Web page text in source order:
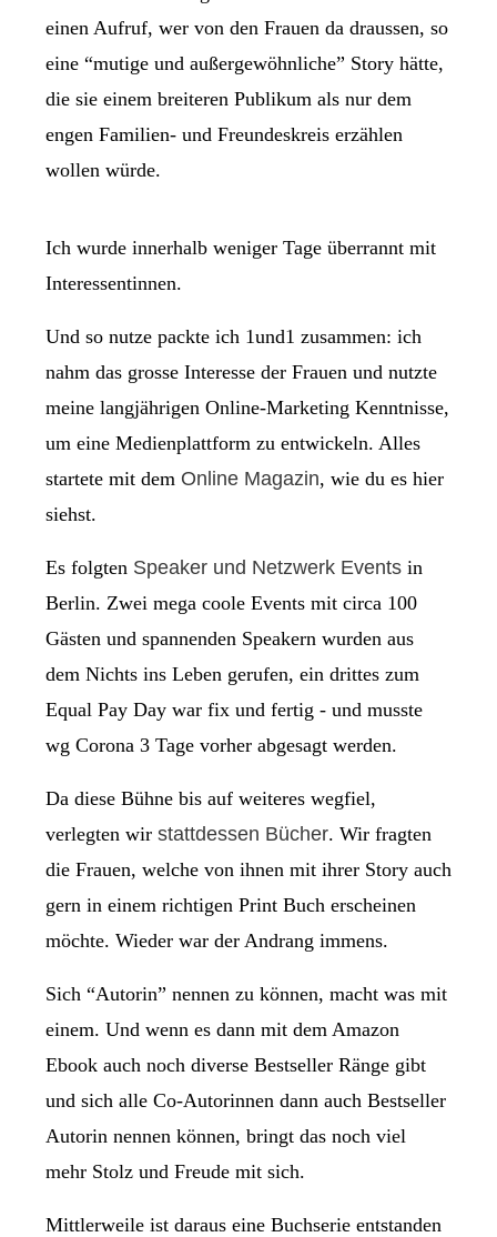
einen Aufruf, wer von den Frauen da draussen, so
eine “mutige und außergewöhnliche” Story hätte,
die sie einem breiteren Publikum als nur dem
engen Familien- und Freundeskreis erzählen
wollen würde.
Ich wurde innerhalb weniger Tage überrannt mit
Interessentinnen.
Und so nutze packte ich 1und1 zusammen: ich
nahm das grosse Interesse der Frauen und nutzte
meine langjährigen Online-Marketing Kenntnisse,
um eine Medienplattform zu entwickeln. Alles
startete mit dem Online Magazin, wie du es hier
siehst.
Es folgten Speaker und Netzwerk Events in
Berlin. Zwei mega coole Events mit circa 100
Gästen und spannenden Speakern wurden aus
dem Nichts ins Leben gerufen, ein drittes zum
Equal Pay Day war fix und fertig - und musste
wg Corona 3 Tage vorher abgesagt werden.
Da diese Bühne bis auf weiteres wegfiel,
verlegten wir stattdessen Bücher. Wir fragten
die Frauen, welche von ihnen mit ihrer Story auch
gern in einem richtigen Print Buch erscheinen
möchte. Wieder war der Andrang immens.
Sich “Autorin” nennen zu können, macht was mit
einem. Und wenn es dann mit dem Amazon
Ebook auch noch diverse Bestseller Ränge gibt
und sich alle Co-Autorinnen dann auch Bestseller
Autorin nennen können, bringt das noch viel
mehr Stolz und Freude mit sich.
Mittlerweile ist daraus eine Buchserie entstanden